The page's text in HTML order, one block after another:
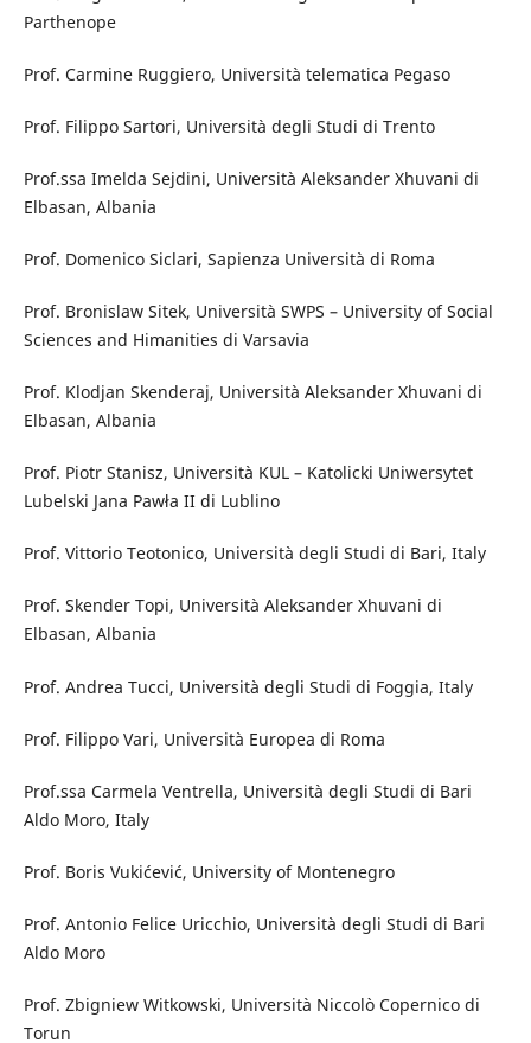
Parthenope
Prof. Carmine Ruggiero, Università telematica Pegaso
Prof. Filippo Sartori, Università degli Studi di Trento
Prof.ssa Imelda Sejdini, Università Aleksander Xhuvani di
Elbasan, Albania
Prof. Domenico Siclari, Sapienza Università di Roma
Prof. Bronislaw Sitek, Università SWPS – University of Social
Sciences and Himanities di Varsavia
Prof. Klodjan Skenderaj, Università Aleksander Xhuvani di
Elbasan, Albania
Prof. Piotr Stanisz, Università KUL – Katolicki Uniwersytet
Lubelski Jana Pawła II di Lublino
Prof. Vittorio Teotonico, Università degli Studi di Bari, Italy
Prof. Skender Topi, Università Aleksander Xhuvani di
Elbasan, Albania
Prof. Andrea Tucci, Università degli Studi di Foggia, Italy
Prof. Filippo Vari, Università Europea di Roma
Prof.ssa Carmela Ventrella, Università degli Studi di Bari
Aldo Moro, Italy
Prof. Boris Vukićević, University of Montenegro
Prof. Antonio Felice Uricchio, Università degli Studi di Bari
Aldo Moro
Prof. Zbigniew Witkowski, Università Niccolò Copernico di
Torun